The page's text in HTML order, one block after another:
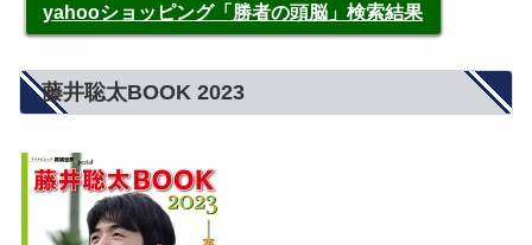
yahooショッピング「勝者の頭脳」検索結果
藤井聡太BOOK 2023